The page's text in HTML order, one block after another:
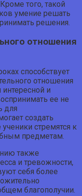
того, такой
умение решать
решения.
отношения
способствует
отношения
интересной и
ее не
для
создать
стремятся к
предметам.
также
и тревожности,
себя более
благополучии.